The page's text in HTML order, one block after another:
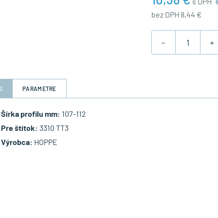
bez DPH 8,44 €
- +
PARAMETRE
Šírka profilu mm: 107-112
Pre štítok: 3310 TT3
Výrobca: HOPPE